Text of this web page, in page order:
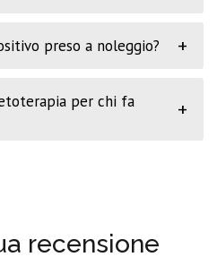
preso a noleggio? +
per chi fa
+
recensione